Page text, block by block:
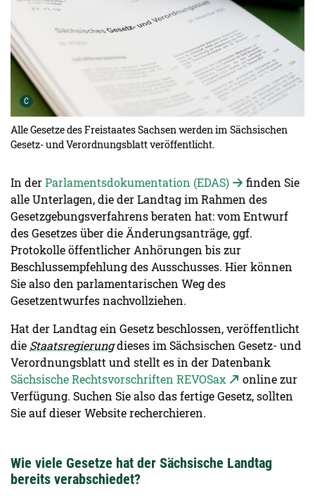
C Urheber der Grafik:
Alle Gesetze des Freistaates Sachsen werden im Sächsischen
Gesetz- und Verordnungsblatt veröffentlicht.
In derParlamentsdokumentation (EDAS)
finden Sie
alle Unterlagen, die der Landtag im Rahmen des
Gesetzgebungsverfahrens beraten hat: vom Entwurf
des Gesetzes über die Änderungsanträge, ggf.
Protokolle öffentlicher Anhörungen bis zur
Beschlussempfehlung des Ausschusses. Hier können
Sie also den parlamentarischen Weg des
Gesetzentwurfes nachvollziehen.
Hat der Landtag ein Gesetz beschlossen, veröffentlicht
die Staatsregierungdieses im Sächsischen Gesetz- und
Verordnungsblatt und stellt es in der Datenbank
Sächsische Rechtsvorschriften REVOSax
online zur
Verfügung. Suchen Sie also das fertige Gesetz, sollten
Sie auf dieser Website recherchieren.
Wie viele Gesetze hat der Sächsische Landtag
bereits verabschiedet?